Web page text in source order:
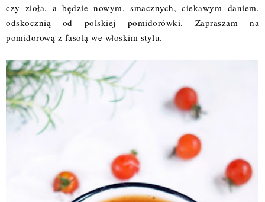
czy zioła, a będzie nowym, smacznych, ciekawym daniem,
odskocznią od polskiej pomidorówki. Zapraszam na
pomidorową z fasolą we włoskim stylu.